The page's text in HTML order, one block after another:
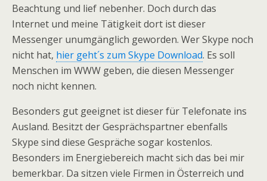
Beachtung und lief nebenher. Doch durch das
Internet und meine Tätigkeit dort ist dieser
Messenger unumgänglich geworden. Wer Skype noch
nicht hat, hier geht´s zum Skype Download. Es soll
Menschen im WWW geben, die diesen Messenger
noch nicht kennen.
Besonders gut geeignet ist dieser für Telefonate ins
Ausland. Besitzt der Gesprächspartner ebenfalls
Skype sind diese Gespräche sogar kostenlos.
Besonders im Energiebereich macht sich das bei mir
bemerkbar. Da sitzen viele Firmen in Österreich und